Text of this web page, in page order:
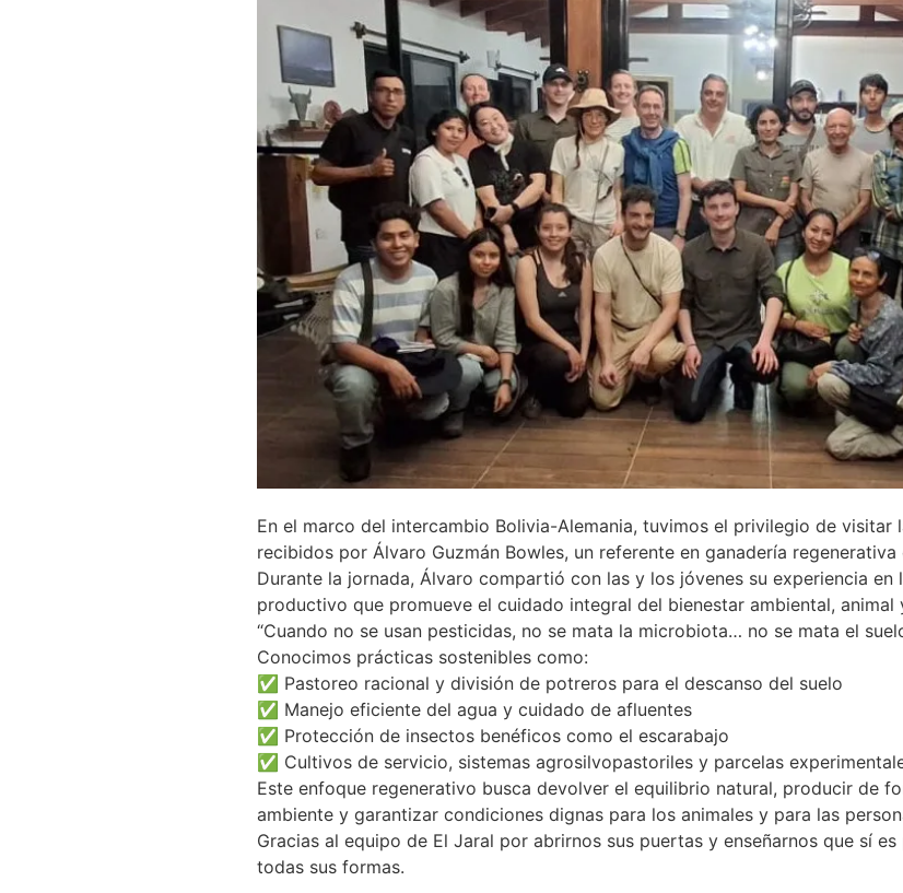
En el marco del intercambio Bolivia-Alemania, tuvimos el privilegio de visitar
recibidos por Álvaro Guzmán Bowles, un referente en ganadería regenerativa
Durante la jornada, Álvaro compartió con las y los jóvenes su experiencia en
productivo que promueve el cuidado integral del bienestar ambiental, animal
“Cuando no se usan pesticidas, no se mata la microbiota… no se mata el
Conocimos prácticas sostenibles como:
✅ Pastoreo racional y división de potreros para el descanso del suelo
✅ Manejo eficiente del agua y cuidado de afluentes
✅ Protección de insectos benéficos como el escarabajo
✅ Cultivos de servicio, sistemas agrosilvopastoriles y parcelas
Este enfoque regenerativo busca devolver el equilibrio natural, producir de
ambiente y garantizar condiciones dignas para los animales y para las
Gracias al equipo de El Jaral por abrirnos sus puertas y enseñarnos que sí
todas sus formas.